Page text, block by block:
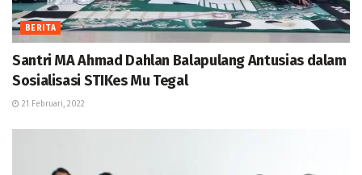
BERITA
Santri MA Ahmad Dahlan Balapulang Antusias dalam
Sosialisasi STIKes Mu Tegal
21 Februari, 2022